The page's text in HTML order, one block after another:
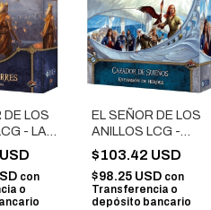
DE LOS
- LAS
EXP.
con
o
EL SEÑOR DE LOS
ANILLOS LCG -
CAZADOR DE
SUEÑOS EXP.
HÉROES
$103.42 USD
$98.25 USD con
Transferencia o
depósito bancario